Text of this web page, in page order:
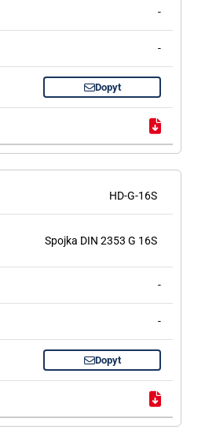
-
-
Dopyt
HD-G-16S
Spojka DIN 2353 G 16S
-
-
Dopyt